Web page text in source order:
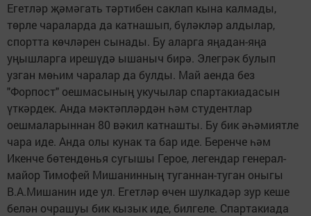
Егетләр җәмәгать тәртибен саклап кына калмады,
төрле чараларда да катнашып, бүләкләр алдылар,
спортта көчләрен сынады. Бу аларга яңадан-яңа
уңышларга ирешүдә ышаныч бирә. Элегрәк булып
узган мөһим чаралар да булды. Май аенда без
"Форпост" оешмасының укучылар спартакиадасын
үткәрдек. Анда мәктәпләрдән һәм студентлар
оешмаларыннан 80 вәкил катнашты. Бу бик әһәмиятле
чара иде. Анда олы кунак та бар иде. Беренче һәм
Икенче бөтендөнья сугышы Герое, легендар генерал-
майор Тимофей Мишанинның туганнан-туган оныгы
В.А.Мишанин иде ул. Егетләр өчен шулкадәр зур кеше
белән очрашуы бик кызык иде, билгеле. Спартакиада